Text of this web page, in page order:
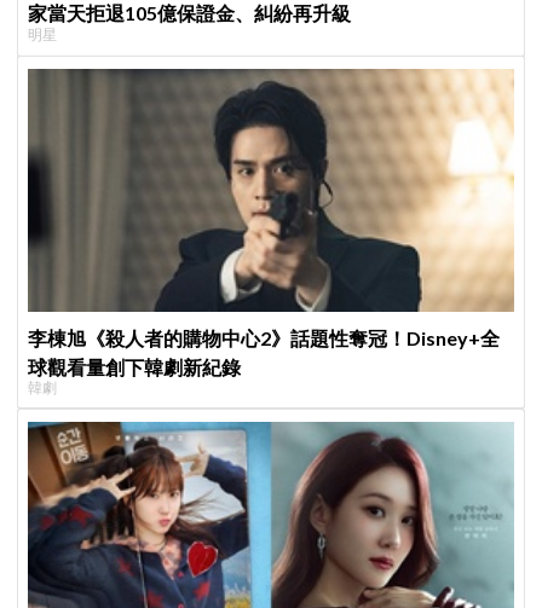
家當天拒退105億保證金、糾紛再升級
明星
李棟旭《殺人者的購物中心2》話題性奪冠！Disney+全
球觀看量創下韓劇新紀錄
韓劇